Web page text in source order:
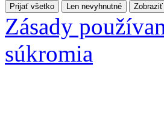
Prijať všetko Len nevyhnutné
Zásady
súkromia